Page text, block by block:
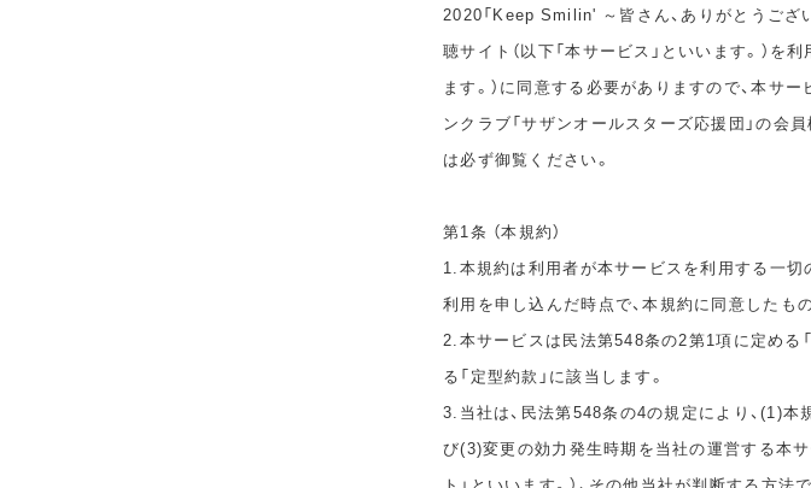
2020「Keep Smilin' ～皆さん、ありがとうご
聴サイト（以下「本サービス」といいます。）を
ます。）に同意する必要がありますので、本サ
ンクラブ「サザンオールスターズ応援団」の会員
は必ず御覧ください。
第1条 （本規約）
1.本規約は利用者が本サービスを利用する一
利用を申し込んだ時点で、本規約に同意したも
2.本サービスは民法第548条の2第1項に定める
る「定型約款」に該当します。
3.当社は、民法第548条の4の規定により、(1)
び(3)変更の効力発生時期を当社の運営する本